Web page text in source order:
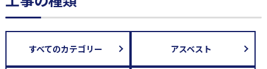
すべてのカテゴリー アスベスト